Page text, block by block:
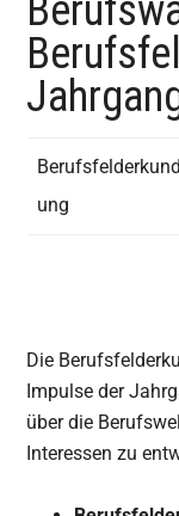
Persönlichkeit,
Chancen
Berufsfelderkund
ung
Die
Impulse der
über die
Interessen zu